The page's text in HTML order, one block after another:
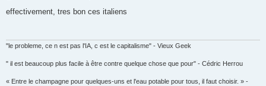
s
effectivement, tres bon ces italiens
"le probleme, ce n est pas l'IA, c est le capitalisme" - Vieux Geek
" il est beaucoup plus facile à être contre quelque chose que pour" - Cédric Herrou
« Entre le champagne pour quelques-uns et l'eau potable pour tous, il faut choisir. » -